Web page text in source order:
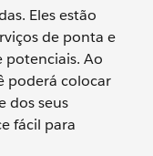
Eles estão
de ponta e
potenciais. Ao
poderá colocar
dos seus
fácil para